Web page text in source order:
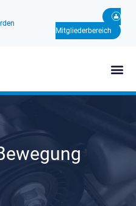
Mitgliederbereich